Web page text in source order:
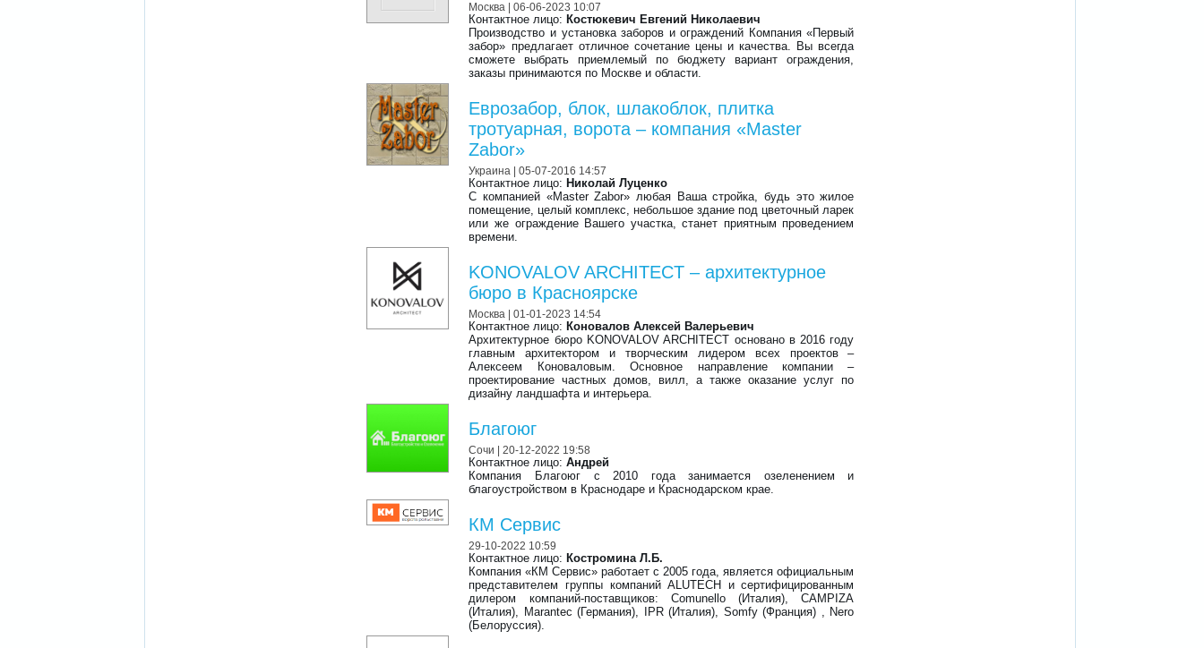
Москва | 06-06-2023 10:07
Контактное лицо: Костюкевич Евгений Николаевич
Производство и установка заборов и ограждений Компания «Первый
забор» предлагает отличное сочетание цены и качества. Вы всегда
сможете выбрать приемлемый по бюджету вариант ограждения,
заказы принимаются по Москве и области.
Еврозабор, блок, шлакоблок, плитка
тротуарная, ворота – компания «Master
Zabor»
Украина | 05-07-2016 14:57
Контактное лицо: Николай Луценко
С компанией «Master Zabor» любая Ваша стройка, будь это жилое
помещение, целый комплекс, небольшое здание под цветочный ларек
или же ограждение Вашего участка, станет приятным проведением
времени.
KONOVALOV ARCHITECT – архитектурное
бюро в Красноярске
Москва | 01-01-2023 14:54
Контактное лицо: Коновалов Алексей Валерьевич
Архитектурное бюро KONOVALOV ARCHITECT основано в 2016 году
главным архитектором и творческим лидером всех проектов –
Алексеем Коноваловым. Основное направление компании –
проектирование частных домов, вилл, а также оказание услуг по
дизайну ландшафта и интерьера.
Благоюг
Cочи | 20-12-2022 19:58
Контактное лицо:Андрей
Компания Благоюг с 2010 года занимается озеленением и
благоустройством в Краснодаре и Краснодарском крае.
КМ Сервис
29-10-2022 10:59
Контактное лицо: Костромина Л.Б.
Компания «КМ Сервиc» работает с 2005 года, является официальным
представителем группы компаний ALUTECH и сертифицированным
дилером компаний-поставщиков: Comunello (Италия), CAMPIZA
(Италия), Marantec (Германия), IPR (Италия), Somfy (Франция) , Nero
(Белоруссия).